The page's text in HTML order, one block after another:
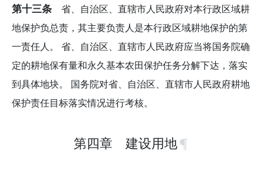
第十三条 省、自治区、直辖市人民政府对本行政区域耕
地保护负总责，其主要负责人是本行政区域耕地保护的第
一责任人。 省、自治区、直辖市人民政府应当将国务院确
定的耕地保有量和永久基本农田保护任务分解下达，落实
到具体地块。 国务院对省、自治区、直辖市人民政府耕地
保护责任目标落实情况进行考核。
第四章 建设用地